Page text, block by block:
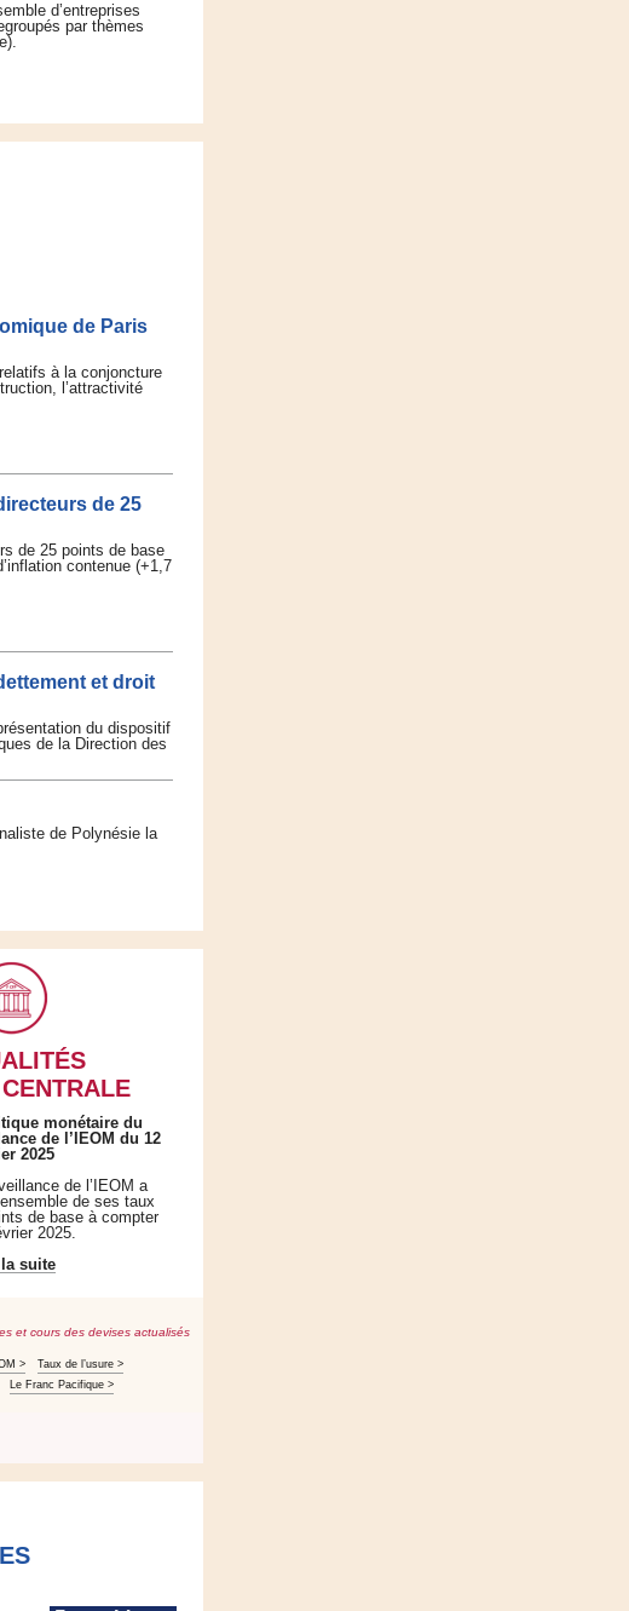
d’entreprises
par thèmes
de Paris
à la conjoncture
l’attractivité
de 25
de 25 points de base
contenue (+1,7
et droit
du dispositif
de la Direction des
de Polynésie la
monétaire du
de l’IEOM du 12
2025
de l’IEOM a
de ses taux
de base à compter
2025.
suite
et cours des devises actualisés
>
Taux de l’usure >
Le Franc Pacifique >